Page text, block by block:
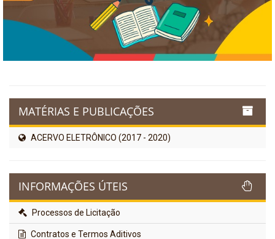
MATÉRIAS E PUBLICAÇÕES
ACERVO ELETRÔNICO (2017 - 2020)
INFORMAÇÕES ÚTEIS
Processos de Licitação
Contratos e Termos Aditivos